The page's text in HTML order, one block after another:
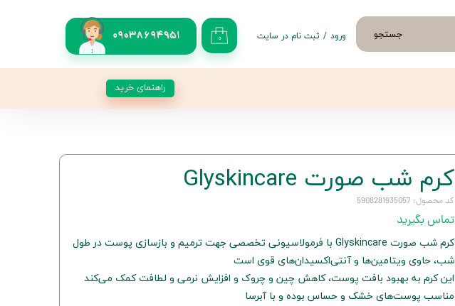
09038694951 جستجو ۰ ورود / ثبت نام در سایت
راهنمای خرید
کرم شب صورت Glyskincare
کد محصول: 5908281935057
تماس بگیرید
کرم شب صورت Glyskincare با فرمولاسیونی تخصصی جهت ترمیم و بازسازی پوست در طول
شب، حاوی ویتامین‌ها و آنتی‌اکسیدان‌های قوی است
این کرم به بهبود بافت پوست، کاهش چین و چروک و افزایش نرمی و لطافت کمک می‌کند
مناسب پوست‌های خشک و حساس بوده و با آبرسا